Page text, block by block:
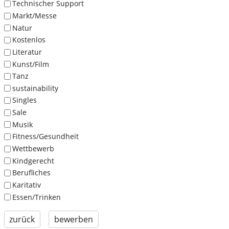
Technischer Support
Markt/Messe
Natur
Kostenlos
Literatur
Kunst/Film
Tanz
sustainability
Singles
Sale
Musik
Fitness/Gesundheit
Wettbewerb
Kindgerecht
Berufliches
Karitativ
Essen/Trinken
zurück bewerben